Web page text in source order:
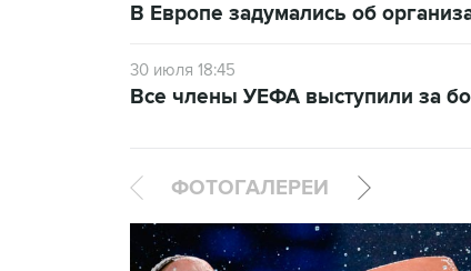
В Европе задумались об
30 июля 18:45
Все члены УЕФА выступили за
ФОТОГАЛЕРЕИ